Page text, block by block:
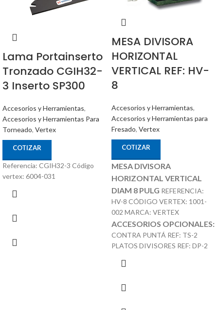
Lama Portainserto
Tronzado CGIH32-
3 Inserto SP300
Accesorios y Herramientas,
Accesorios y Herramientas Para
Torneado, Vertex
COTIZAR
Referencia: CGIH32-3 Código
vertex: 6004-031
MESA DIVISORA
HORIZONTAL
VERTICAL REF: HV-
8
Accesorios y Herramientas,
Accesorios y Herramientas para
Fresado, Vertex
COTIZAR
MESA DIVISORA
HORIZONTAL VERTICAL
DIAM 8 PULG REFERENCIA:
HV-8 CÓDIGO VERTEX: 1001-
002 MARCA: VERTEX
ACCESORIOS OPCIONALES:
CONTRA PUNTÁ REF: TS-2
PLATOS DIVISORES REF: DP-2